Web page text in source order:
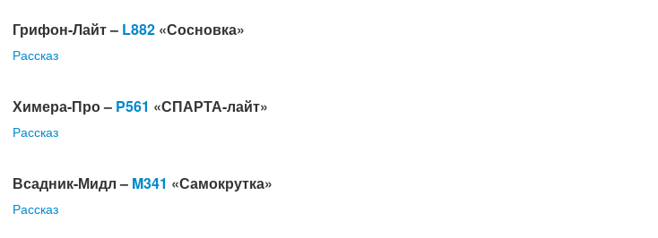
Грифон-Лайт – L882 «Сосновка»
Рассказ
Химера-Про – P561 «СПАРТА-лайт»
Рассказ
Всадник-Мидл – M341 «Самокрутка»
Рассказ